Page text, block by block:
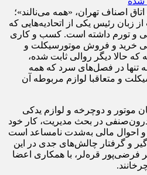
اصناف تهران، «همه می‌نالند»؛
زبان رئیس یکی از اتحادیه‌هایی که
و تورم داشته است. کسب و کاری
خرید و فروش موتورسیکلت و
حالا دیگر روالی ثابت شده،
تنها در فصل‌های سرد که همه
و متعاقبا لوازم مربوطه آن
موتور و دوچرخه و لوازم یدکی
در بحث مدیریت، کار خود
و احوال مالی به‌شدت نامساعد است
و گرفتار چالش‌های جدی در این
فرضی‌پور قره‌لر، با همکاری اعضا